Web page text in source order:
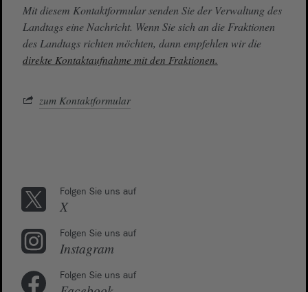
Mit diesem Kontaktformular senden Sie der Verwaltung des
Landtags eine Nachricht. Wenn Sie sich an die Fraktionen
des Landtags richten möchten, dann empfehlen wir die
direkte Kontaktaufnahme mit den Fraktionen.
zum Kontaktformular
Folgen Sie uns auf
X
Folgen Sie uns auf
Instagram
Folgen Sie uns auf